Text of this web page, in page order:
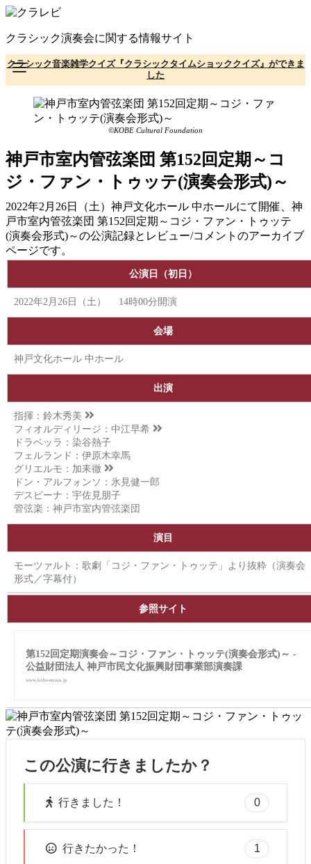
コ
テ
ン
ツ
へ
クラシック演奏会に関する情報サイト
クラシック音楽雑学クイズ『クラシックタイムショッククイズ』ができま
した
©KOBE Cultural Foundation
神戸市室内管弦楽団 第152回定期～コ
ジ・ファン・トゥッテ(演奏会形式)～
2022年2月26日（土）神戸文化ホール 中ホールにて開催、神
戸市室内管弦楽団 第152回定期～コジ・ファン・トゥッテ
(演奏会形式)～の公演記録とレビュー/コメントのアーカイブ
ページです。
公演日（初日）
2022年2月26日（土） 14時00分開演
会場
神戸文化ホール 中ホール
出演
指揮： 鈴木秀美
フィオルディリージ： 中江早希
ドラベッラ：染谷熱子
フェルランド：伊原木幸馬
グリエルモ： 加耒徹
ドン・アルフォンソ：氷見健一郎
デスピーナ：宇佐見朋子
管弦楽：神戸市室内管弦楽団
演目
モーツァルト：歌劇「コジ・ファン・トゥッテ」より抜粋（演奏会
形式／字幕付）
参照サイト
第152回定期演奏会～コジ・ファン・トゥッテ(演奏会形式)～ -
公益財団法人 神戸市民文化振興財団事業部演奏課
www.kobe-ensou.jp
この公演に行きましたか？
行きました！ 0
行きたかった！ 1